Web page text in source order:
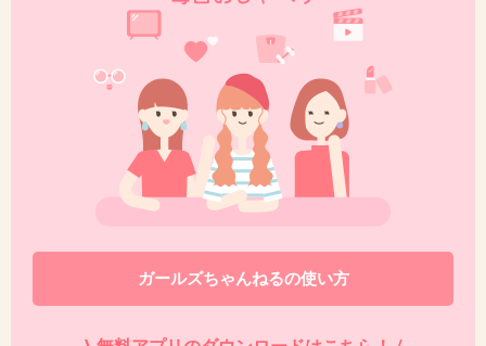
ガールズちゃんねるの使い方